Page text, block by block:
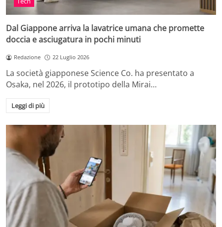
Dal Giappone arriva la lavatrice umana che promette
doccia e asciugatura in pochi minuti
Redazione 22 Luglio 2026
La società giapponese Science Co. ha presentato a
Osaka, nel 2026, il prototipo della Mirai…
Leggi di più